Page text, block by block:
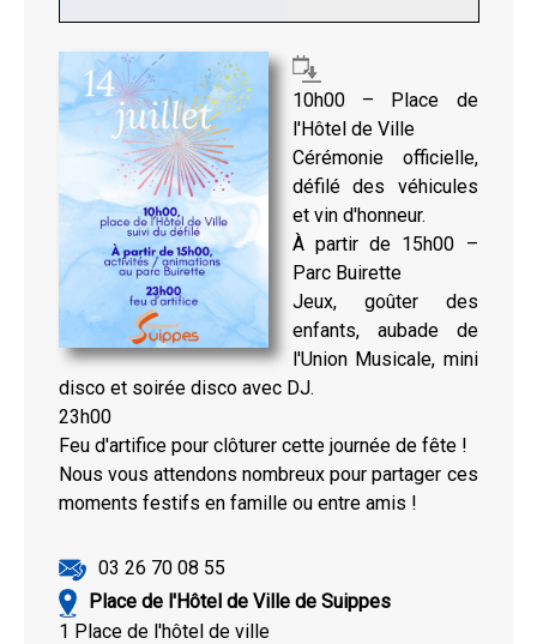
10h00 – Place de
l'Hôtel de Ville
Cérémonie officielle,
défilé des véhicules
et vin d'honneur.
À partir de 15h00 –
Parc Buirette
Jeux, goûter des
enfants, aubade de
l'Union Musicale, mini
disco et soirée disco avec DJ.
23h00
Feu d'artifice pour clôturer cette journée de fête !
Nous vous attendons nombreux pour partager ces
moments festifs en famille ou entre amis !
03 26 70 08 55
Place de l'Hôtel de Ville de Suippes
1 Place de l'hôtel de ville